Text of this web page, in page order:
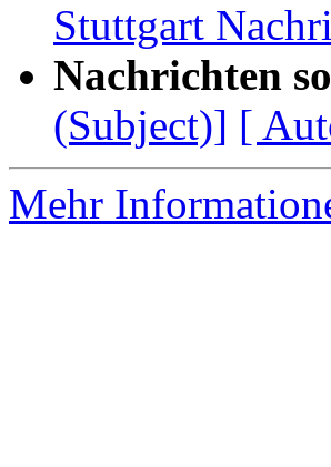
Stuttgart
Nachrichten
(Subject)] [
Mehr